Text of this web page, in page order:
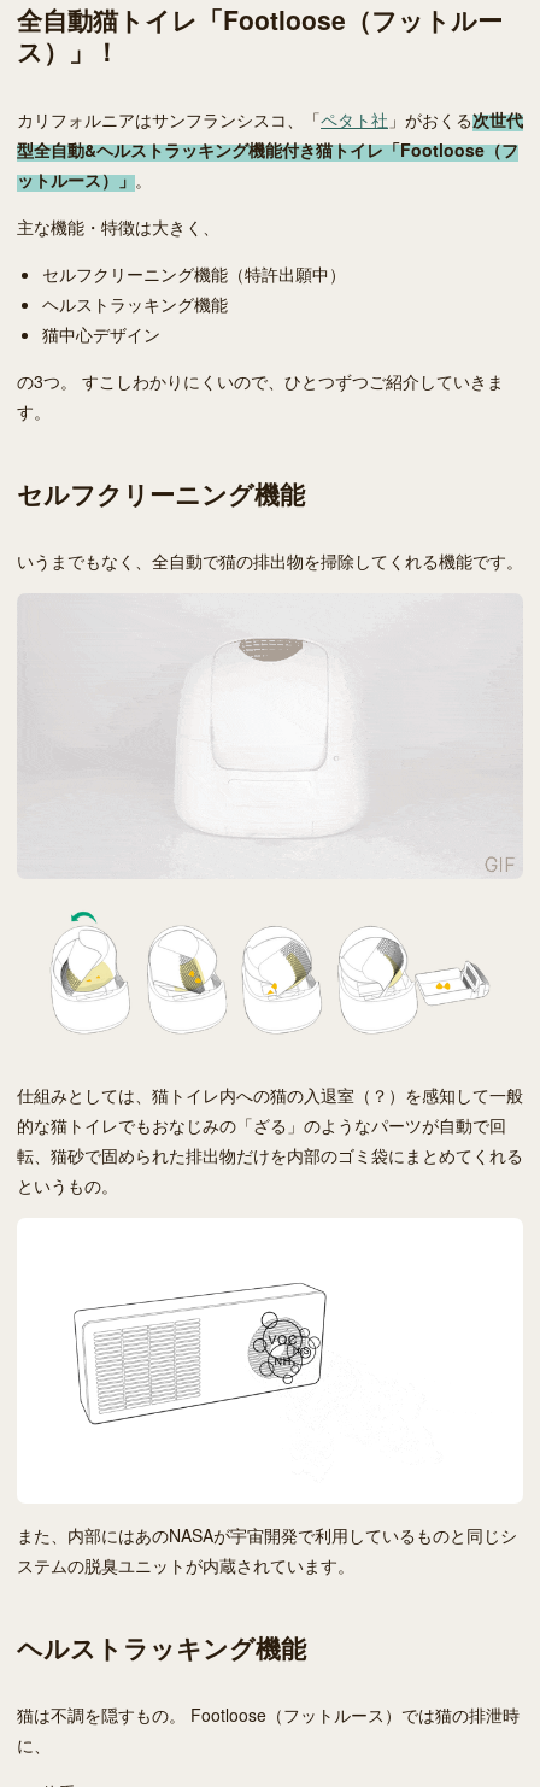
全自動猫トイレ「Footloose（フットルー
ス）」！
カリフォルニアはサンフランシスコ、「ペタト社 」がおくる次世代
型全自動&ヘルストラッキング機能付き猫トイレ「Footloose（フ
ットルース）」。
主な機能・特徴は大きく、
セルフクリーニング機能（特許出願中）
ヘルストラッキング機能
猫中心デザイン
の3つ。 すこしわかりにくいので、ひとつずつご紹介していきま
す。
セルフクリーニング機能
いうまでもなく、全自動で猫の排出物を掃除してくれる機能です。
仕組みとしては、猫トイレ内への猫の入退室（？）を感知して一般
的な猫トイレでもおなじみの「ざる」のようなパーツが自動で回
転、猫砂で固められた排出物だけを内部のゴミ袋にまとめてくれる
というもの。
また、内部にはあのNASAが宇宙開発で利用しているものと同じシ
ステムの脱臭ユニットが内蔵されています。
ヘルストラッキング機能
猫は不調を隠すもの。 Footloose（フットルース）では猫の排泄時
に、